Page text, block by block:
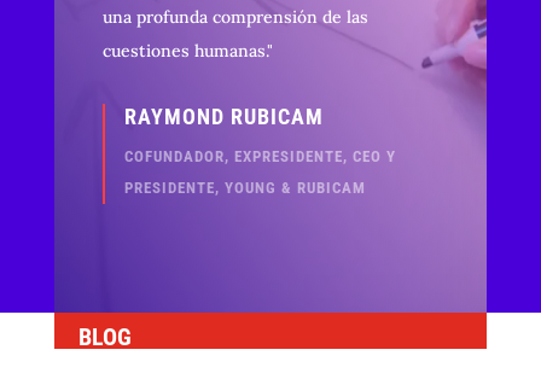
una profunda comprensión de las
cuestiones humanas."
RAYMOND RUBICAM
COFUNDADOR, EXPRESIDENTE, CEO Y
PRESIDENTE, YOUNG & RUBICAM
BLOG